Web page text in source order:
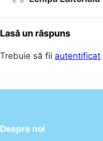
Lasă un răspuns
Trebuie să fii autentificat
Despre noi